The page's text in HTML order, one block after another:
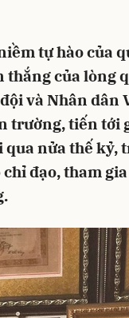
tự hào của
thắng của lòng
và Nhân dân
trường, tiến tới
nửa thế kỷ,
đạo, tham gia
Hủy Gửi